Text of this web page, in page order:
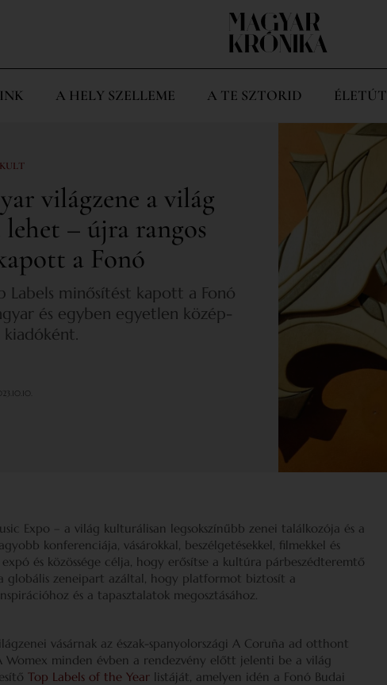
A HELY SZELLEME A TE SZTORID ÉLETÚT
KULT
világzene a világ
– újra rangos
a Fonó
Labels minősítést kapott a Fonó
és egyben egyetlen közép-
Expo – a világ kulturálisan legsokszínűbb zenei találkozója és a
konferenciája, vásárokkal, beszélgetésekkel, filmekkel és
és közössége célja, hogy erősítse a kultúra párbeszédteremtő
globális zeneipart azáltal, hogy platformot biztosít a
és a tapasztalatok megosztásához.
vásárnak az észak-spanyolországi A Coruña ad otthont
Womex minden évben a rendezvény előtt jelenti be a világ
Top Labels of the Year listáját, amelyen idén a Fonó Budai